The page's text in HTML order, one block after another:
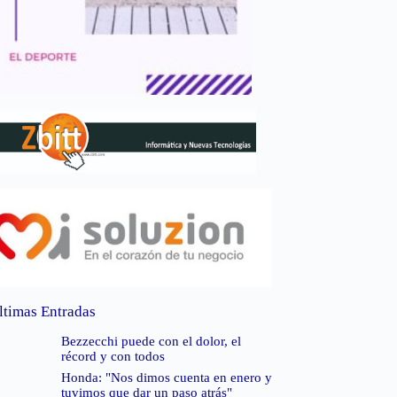
Entradas
Bezzecchi puede con el dolor, el
récord y con todos
Honda: "Nos dimos cuenta en enero y
tuvimos que dar un paso atrás"